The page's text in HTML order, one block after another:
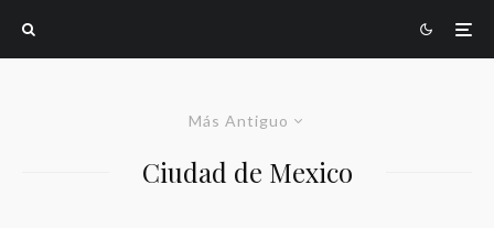
Más Antiguo
Ciudad de Mexico